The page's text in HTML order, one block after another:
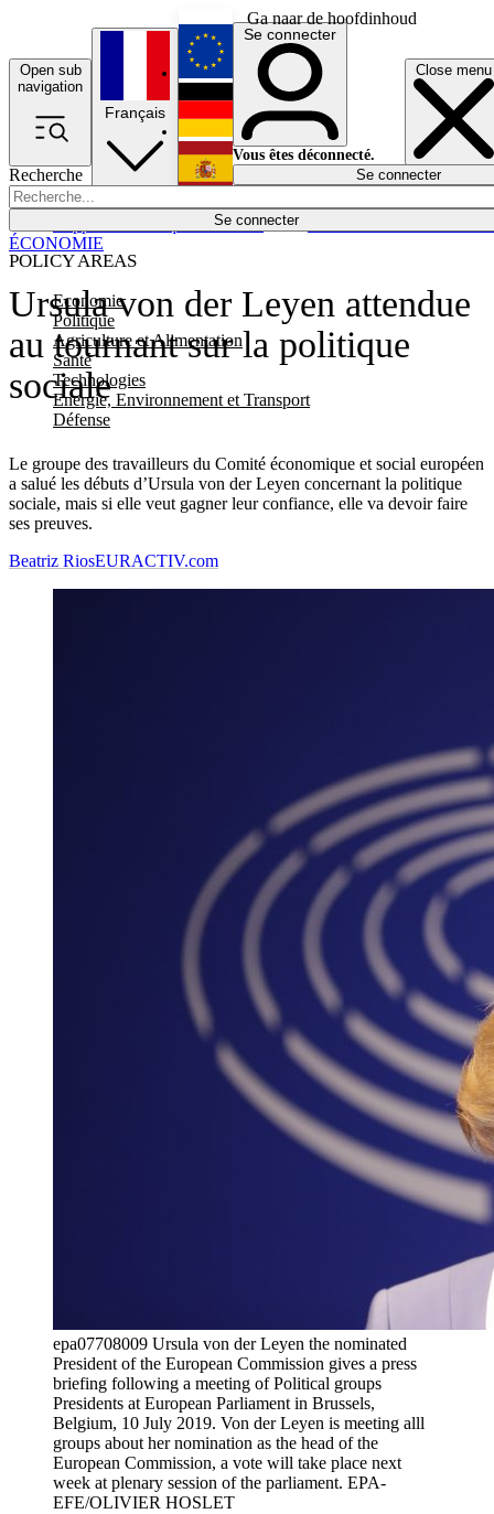
Ga naar de hoofdinhoud
Open sub
navigation
Close menu
Recherche
Se connecter
POLICY AREAS
Economie
Politique
Agriculture et Alimentation
Santé
Technologies
Energie, Environnement et Transport
Défense
Économie
Français
English
Deutsch
Español
Se connecter
Vous êtes déconnecté.
Se connecter
Ursula von der Leyen attendue
au tournant sur la politique
sociale
Le groupe des travailleurs du Comité économique et social européen
a salué les débuts d’Ursula von der Leyen concernant la politique
sociale, mais si elle veut gagner leur confiance, elle va devoir faire
ses preuves.
ÉCONOMIE
Beatriz RiosEURACTIV.com
epa07708009 Ursula von der Leyen the nominated
President of the European Commission gives a press
briefing following a meeting of Political groups
Presidents at European Parliament in Brussels,
Belgium, 10 July 2019. Von der Leyen is meeting alll
groups about her nomination as the head of the
European Commission, a vote will take place next
week at plenary session of the parliament. EPA-
EFE/OLIVIER HOSLET